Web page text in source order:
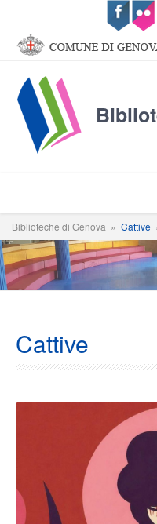
Salta al contenuto principale
Biblioteche di Genova » Cattive
Cattive